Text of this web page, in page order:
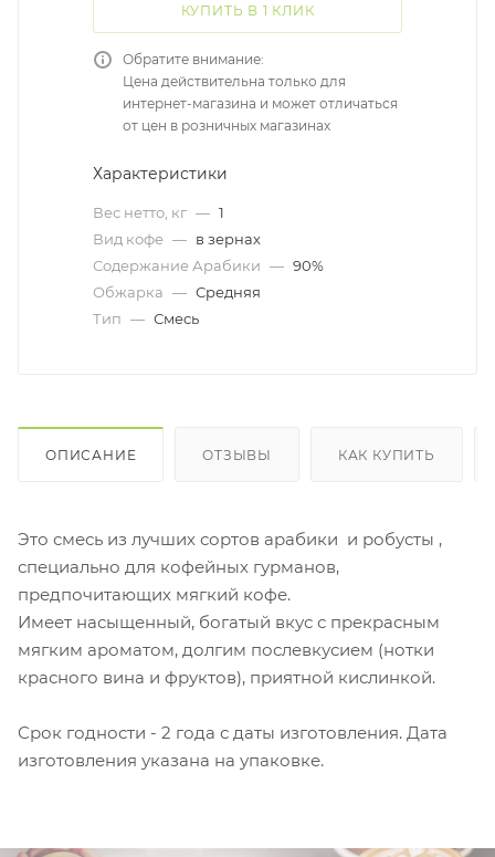
КУПИТЬ В 1 КЛИК
Обратите внимание:
Цена действительна только для
интернет-магазина и может отличаться
от цен в розничных магазинах
Характеристики
Вес нетто, кг — 1
Вид кофе — в зернах
Содержание Арабики — 90%
Обжарка — Средняя
Тип — Смесь
ОПИСАНИЕ ОТЗЫВЫ КАК КУПИТЬ
Это смесь из лучших сортов арабики и робусты ,
специально для кофейных гурманов,
предпочитающих мягкий кофе.
Имеет насыщенный, богатый вкус с прекрасным
мягким ароматом, долгим послевкусием (нотки
красного вина и фруктов), приятной кислинкой.
Срок годности - 2 года с даты изготовления. Дата
изготовления указана на упаковке.